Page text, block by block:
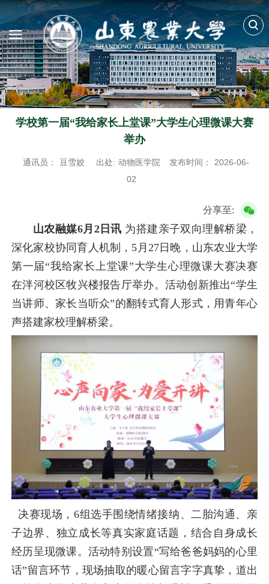
学校第一届“我给家长上堂课”大学生心理微课大赛
举办
通讯员： 豆雪姣 出处: 动物医学院 发布时间：
2026-06-
02
分享至:
山农融媒6月2日讯 为搭建亲子双向理解桥梁，
深化家校协同育人机制，5月27日晚，山东农业大学
第一届“我给家长上堂课”大学生心理微课大赛决赛
在泮河校区牧兴楼报告厅举办。活动创新推出“学生
当讲师、家长当听众”的翻转式育人形式，用青年心
声搭建家校理解桥梁。
决赛现场，6组选手围绕情绪接纳、二胎沟通、亲
子边界、独立成长等真实家庭话题，结合自身成长
经历呈现微课。活动特别设置“写给爸爸妈妈的心里
话”留言环节，现场抽取的暖心留言字字真挚，道出